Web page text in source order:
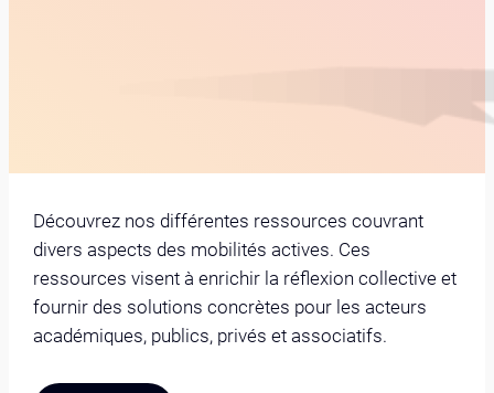
Découvrez nos différentes ressources couvrant
divers aspects des mobilités actives. Ces
ressources visent à enrichir la réflexion collective et
fournir des solutions concrètes pour les acteurs
académiques, publics, privés et associatifs.